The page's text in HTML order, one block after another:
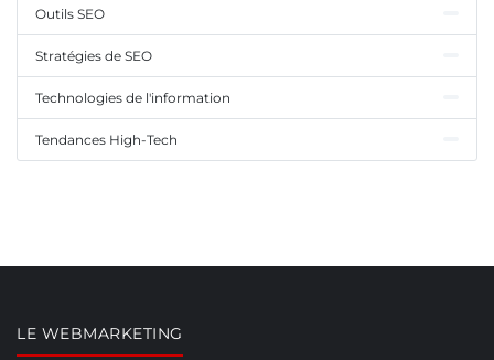
Outils SEO
Stratégies de SEO
Technologies de l'information
Tendances High-Tech
LE WEBMARKETING